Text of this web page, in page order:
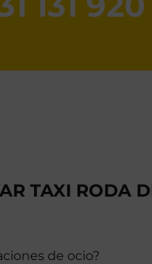
TAXI RODA
de ocio?